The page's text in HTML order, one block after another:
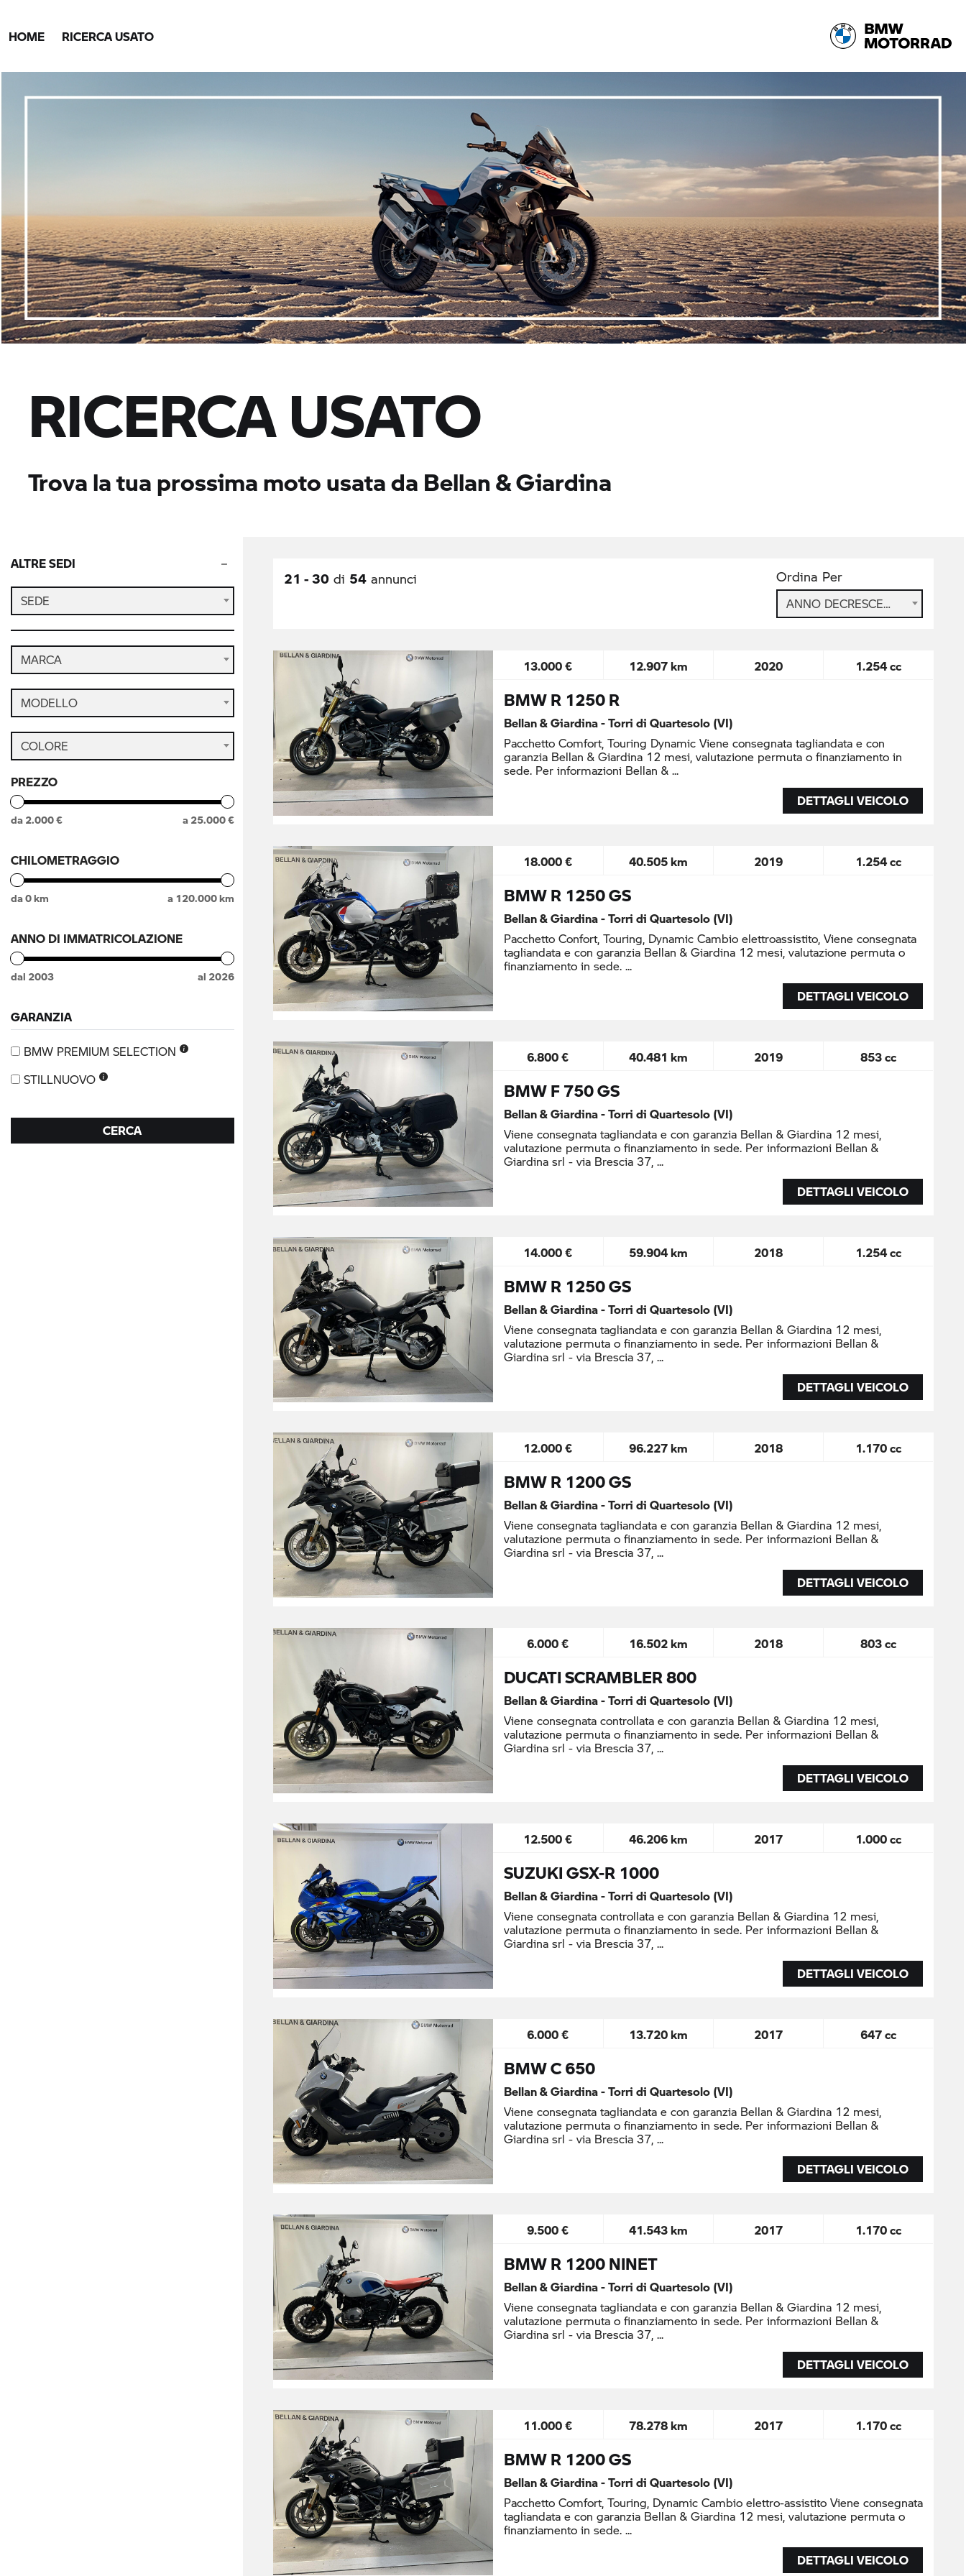
HOME RICERCA USATO
RICERCA USATO
Trova la tua prossima moto usata da Bellan & Giardina
ALTRE SEDI
SEDE
MARCA
MODELLO
COLORE
PREZZO
da 2.000€ a 25.000€
CHILOMETRAGGIO
da0km a 120.000km
ANNO DI IMMATRICOLAZIONE
dal 2003 al 2026
GARANZIA
BMW PREMIUM SELECTION
STILLNUOVO
CERCA
21 - 30di 54annunci Ordina Per
ANNO DECRESCENTE
13.000 € 12.907 km 2020 1.254 cc
BMW R 1250 R
Bellan & Giardina - Torri di Quartesolo (VI)
Pacchetto Comfort, Touring Dynamic Viene consegnata tagliandata e con
garanzia Bellan & Giardina 12 mesi, valutazione permuta o finanziamento in
sede. Per informazioni Bellan &
DETTAGLI VEICOLO
18.000 € 40.505 km 2019 1.254 cc
BMW R 1250 GS
Bellan & Giardina - Torri di Quartesolo (VI)
Pacchetto Confort, Touring, Dynamic Cambio elettroassistito, Viene consegnata
tagliandata e con garanzia Bellan & Giardina 12 mesi, valutazione permuta o
finanziamento in sede.
DETTAGLI VEICOLO
6.800 € 40.481 km 2019 853 cc
BMW F 750 GS
Bellan & Giardina - Torri di Quartesolo (VI)
Viene consegnata tagliandata e con garanzia Bellan & Giardina 12 mesi,
valutazione permuta o finanziamento in sede. Per informazioni Bellan &
Giardina srl - via Brescia 37,
DETTAGLI VEICOLO
14.000 € 59.904 km 2018 1.254 cc
BMW R 1250 GS
Bellan & Giardina - Torri di Quartesolo (VI)
Viene consegnata tagliandata e con garanzia Bellan & Giardina 12 mesi,
valutazione permuta o finanziamento in sede. Per informazioni Bellan &
Giardina srl - via Brescia 37,
DETTAGLI VEICOLO
12.000 € 96.227 km 2018 1.170 cc
BMW R 1200 GS
Bellan & Giardina - Torri di Quartesolo (VI)
Viene consegnata tagliandata e con garanzia Bellan & Giardina 12 mesi,
valutazione permuta o finanziamento in sede. Per informazioni Bellan &
Giardina srl - via Brescia 37,
DETTAGLI VEICOLO
6.000 € 16.502 km 2018 803 cc
DUCATI SCRAMBLER 800
Bellan & Giardina - Torri di Quartesolo (VI)
Viene consegnata controllata e con garanzia Bellan & Giardina 12 mesi,
valutazione permuta o finanziamento in sede. Per informazioni Bellan &
Giardina srl - via Brescia 37,
DETTAGLI VEICOLO
12.500 € 46.206 km 2017 1.000 cc
SUZUKI GSX-R 1000
Bellan & Giardina - Torri di Quartesolo (VI)
Viene consegnata controllata e con garanzia Bellan & Giardina 12 mesi,
valutazione permuta o finanziamento in sede. Per informazioni Bellan &
Giardina srl - via Brescia 37,
DETTAGLI VEICOLO
6.000 € 13.720 km 2017 647 cc
BMW C 650
Bellan & Giardina - Torri di Quartesolo (VI)
Viene consegnata tagliandata e con garanzia Bellan & Giardina 12 mesi,
valutazione permuta o finanziamento in sede. Per informazioni Bellan &
Giardina srl - via Brescia 37,
DETTAGLI VEICOLO
9.500 € 41.543 km 2017 1.170 cc
BMW R 1200 NINET
Bellan & Giardina - Torri di Quartesolo (VI)
Viene consegnata tagliandata e con garanzia Bellan & Giardina 12 mesi,
valutazione permuta o finanziamento in sede. Per informazioni Bellan &
Giardina srl - via Brescia 37,
DETTAGLI VEICOLO
11.000 € 78.278 km 2017 1.170 cc
BMW R 1200 GS
Bellan & Giardina - Torri di Quartesolo (VI)
Pacchetto Comfort, Touring, Dynamic Cambio elettro-assistito Viene consegnata
tagliandata e con garanzia Bellan & Giardina 12 mesi, valutazione permuta o
finanziamento in sede.
DETTAGLI VEICOLO